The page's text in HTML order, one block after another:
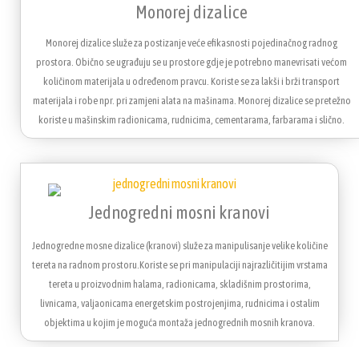
Monorej dizalice
Monorej dizalice služe za postizanje veće efikasnosti pojedinačnog radnog
prostora. Obično se ugrađuju se u prostore gdje je potrebno manevrisati većom
količinom materijala u određenom pravcu. Koriste se za lakši i brži transport
materijala i robe npr. pri zamjeni alata na mašinama. Monorej dizalice se pretežno
koriste u mašinskim radionicama, rudnicima, cementarama, farbarama i slično.
Jednogredni mosni kranovi
Jednogredne mosne dizalice (kranovi) služe za manipulisanje velike količine
tereta na radnom prostoru.Koriste se pri manipulaciji najrazličitijim vrstama
tereta u proizvodnim halama, radionicama, skladišnim prostorima,
livnicama, valjaonicama energetskim postrojenjima, rudnicima i ostalim
objektima u kojim je moguća montaža jednogrednih mosnih kranova.